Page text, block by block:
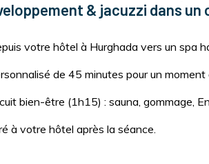
& jacuzzi dans un
votre hôtel à Hurghada vers un spa
de 45 minutes pour un
bien-être (1h15) : sauna, gommage,
à votre hôtel après la séance.